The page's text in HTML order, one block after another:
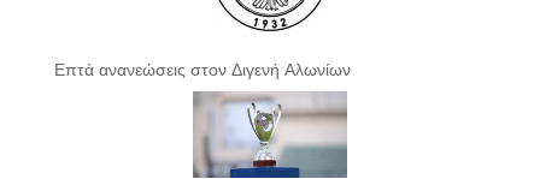
Επτά ανανεώσεις στον Διγενή Αλωνίων